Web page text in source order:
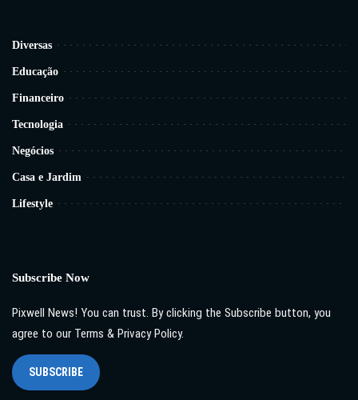
Diversas
Educação
Financeiro
Tecnologia
Negócios
Casa e Jardim
Lifestyle
Subscribe Now
Pixwell News! You can trust. By clicking the Subscribe button, you
agree to our Terms & Privacy Policy.
SUBSCRIBE